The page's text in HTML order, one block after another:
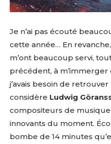
Je n’ai pas écouté
cette année… En
m’ont beaucoup servi,
précédent, à
j’avais besoin de
considère Ludwig
compositeurs de
innovants du moment.
bombe de 14 minutes